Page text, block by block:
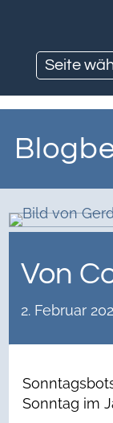
Seite
Von
2. Februar
Sonntag im